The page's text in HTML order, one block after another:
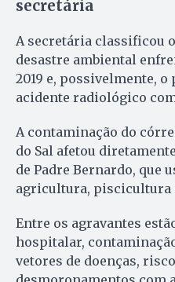
secretária
A secretária classificou
desastre ambiental
2019 e, possivelmente, o
acidente radiológico com
A contaminação do
do Sal afetou
de Padre Bernardo, que
agricultura, piscicultura
Entre os agravantes
hospitalar,
vetores de doenças,